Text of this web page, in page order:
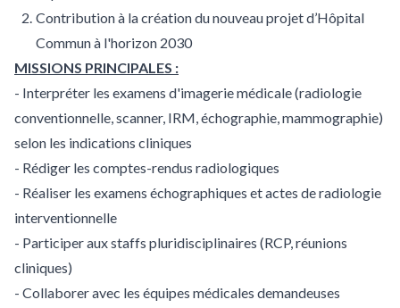
Contribution à la création du nouveau projet d’Hôpital
Commun à l'horizon 2030
MISSIONS PRINCIPALES :
- Interpréter les examens d'imagerie médicale (radiologie
conventionnelle, scanner, IRM, échographie, mammographie)
selon les indications cliniques
- Rédiger les comptes-rendus radiologiques
- Réaliser les examens échographiques et actes de radiologie
interventionnelle
- Participer aux staffs pluridisciplinaires (RCP, réunions
cliniques)
- Collaborer avec les équipes médicales demandeuses